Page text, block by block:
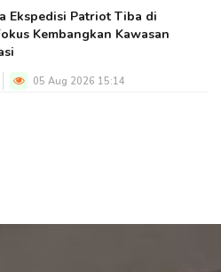
Ekspedisi Patriot Tiba di
Kembangkan Kawasan
05 Aug 2026 15:14